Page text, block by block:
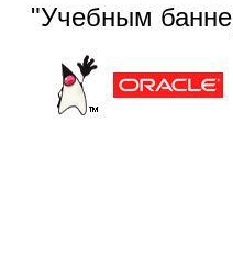
"Учебным